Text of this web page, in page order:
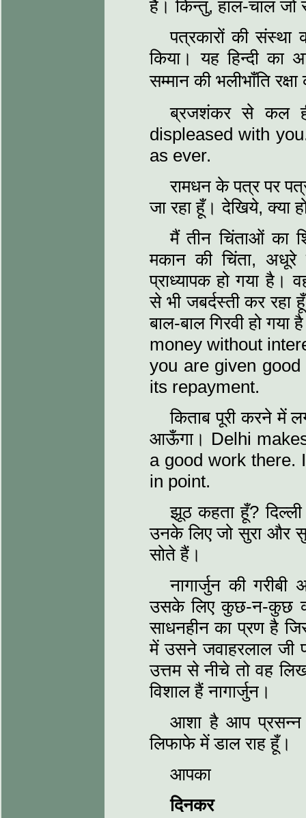
है। किन्‍तु, हाल-चाल जो
पत्रकारों की
किया। यह हिन्‍दी
सम्‍मान की भलीभाँति
ब्रजशंकर से कल
displeased with
as ever.
रामधन के पत्र पर
जा रहा हूँ। देखिये, क्‍या
मैं तीन चिंताओं का
मकान की चिंता,
प्राध्‍यापक हो गया है।
से भी जबर्दस्‍ती कर रहा
बाल-बाल गिरवी हो
money without
you are given
its repayment.
किताब पूरी करने में
आऊँगा। Delhi
a good work there.
in point.
झूठ कहता हूँ?
उनके लिए जो सुरा और
सोते हैं।
नागार्जुन की
उसके लिए कुछ-न-कुछ
साधनहीन का प्रण है
में उसने जवाहरलाल जी
उत्तम से नीचे तो वह
विशाल हैं नागार्जुन।
आशा है आप प्रसन्‍न
लिफाफे में डाल राह हूँ।
आपका
दिनकर